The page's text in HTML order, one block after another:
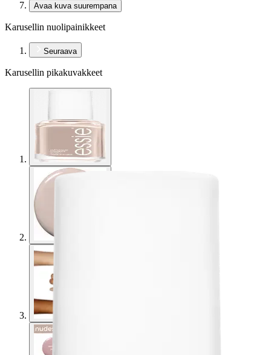
Avaa kuva suurempana
Karusellin nuolipainikkeet
Seuraava
Karusellin pikakuvakkeet